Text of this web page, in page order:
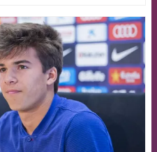
FCB Barcelona badge